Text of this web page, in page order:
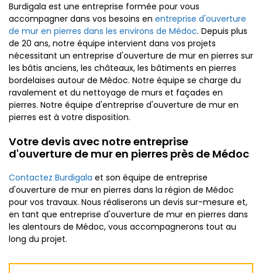
Burdigala est une entreprise formée pour vous
accompagner dans vos besoins en entreprise d'ouverture
de mur en pierres dans les environs de Médoc. Depuis plus
de 20 ans, notre équipe intervient dans vos projets
nécessitant un entreprise d'ouverture de mur en pierres sur
les bâtis anciens, les châteaux, les bâtiments en pierres
bordelaises autour de Médoc. Notre équipe se charge du
ravalement et du nettoyage de murs et façades en
pierres. Notre équipe d'entreprise d'ouverture de mur en
pierres est à votre disposition.
Votre devis avec notre entreprise
d'ouverture de mur en pierres près de Médoc
Contactez Burdigala et son équipe de entreprise
d'ouverture de mur en pierres dans la région de Médoc
pour vos travaux. Nous réaliserons un devis sur-mesure et,
en tant que entreprise d'ouverture de mur en pierres dans
les alentours de Médoc, vous accompagnerons tout au
long du projet.